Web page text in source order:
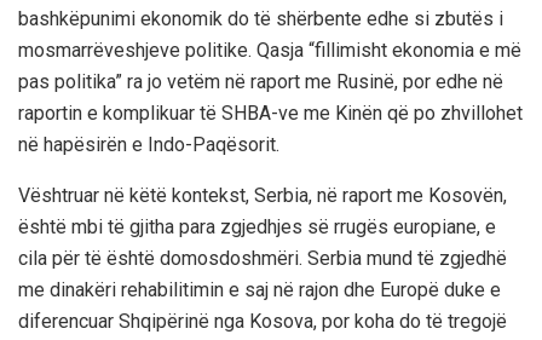
bashkëpunimi ekonomik do të shërbente edhe si zbutës i
mosmarrëveshjeve politike. Qasja “fillimisht ekonomia e më
pas politika” ra jo vetëm në raport me Rusinë, por edhe në
raportin e komplikuar të SHBA-ve me Kinën që po zhvillohet
në hapësirën e Indo-Paqësorit.
Vështruar në këtë kontekst, Serbia, në raport me Kosovën,
është mbi të gjitha para zgjedhjes së rrugës europiane, e
cila për të është domosdoshmëri. Serbia mund të zgjedhë
me dinakëri rehabilitimin e saj në rajon dhe Europë duke e
diferencuar Shqipërinë nga Kosova, por koha do të tregojë